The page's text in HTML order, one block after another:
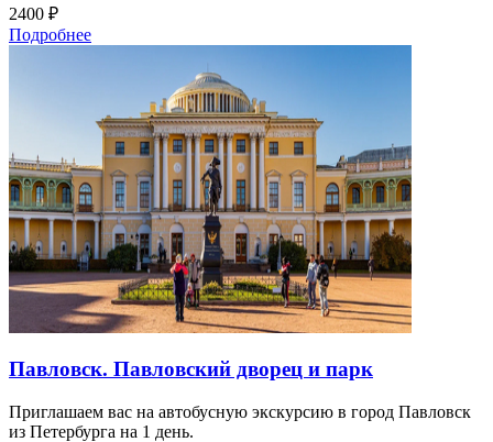
2400 ₽
Подробнее
Павловск. Павловский дворец и парк
Приглашаем вас на автобусную экскурсию в город Павловск
из Петербурга на 1 день.